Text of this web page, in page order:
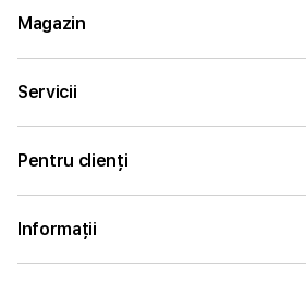
Magazin
Servicii
Pentru clienți
Informații